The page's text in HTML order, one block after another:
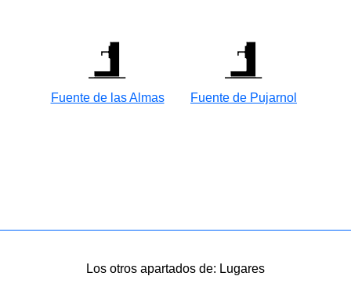
Fuente de las Almas Fuente de Pujarnol
Los otros apartados de: Lugares